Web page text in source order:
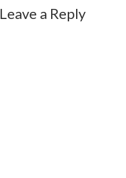
Leave a Reply